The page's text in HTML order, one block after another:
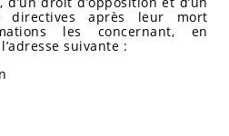
après leur mort
les concernant, en
suivante :